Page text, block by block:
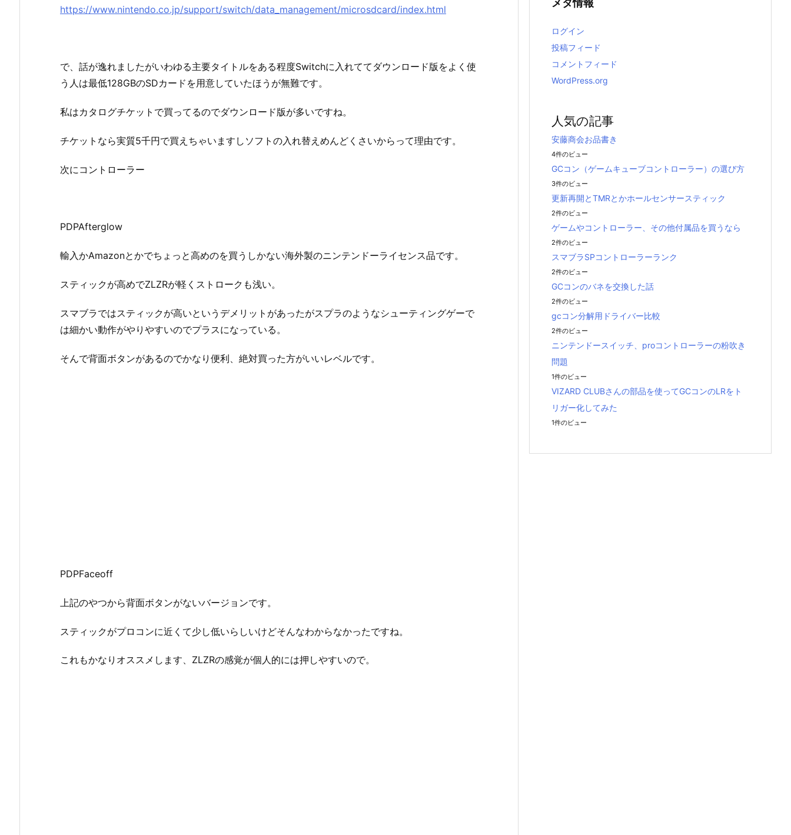
https://www.nintendo.co.jp/support/switch/data_management/microsdcard/index.html
で、話が逸れましたがいわゆる主要タイトルをある程度Switchに入れててダウンロード版をよく使
う人は最低128GBのSDカードを用意していたほうが無難です。
私はカタログチケットで買ってるのでダウンロード版が多いですね。
チケットなら実質5千円で買えちゃいますしソフトの入れ替えめんどくさいからって理由です。
次にコントローラー
PDPAfterglow
輸入かAmazonとかでちょっと高めのを買うしかない海外製のニンテンドーライセンス品です。
スティックが高めでZLZRが軽くストロークも浅い。
スマブラではスティックが高いというデメリットがあったがスプラのようなシューティングゲーで
は細かい動作がやりやすいのでプラスになっている。
そんで背面ボタンがあるのでかなり便利、絶対買った方がいいレベルです。
PDPFaceoff
上記のやつから背面ボタンがないバージョンです。
スティックがプロコンに近くて少し低いらしいけどそんなわからなかったですね。
これもかなりオススメします、ZLZRの感覚が個人的には押しやすいので。
メタ情報
ログイン
投稿フィード
コメントフィード
WordPress.org
人気の記事
安藤商会お品書き
4件のビュー
GCコン（ゲームキューブコントローラー）の選び方
3件のビュー
更新再開とTMRとかホールセンサースティック
2件のビュー
ゲームやコントローラー、その他付属品を買うなら
2件のビュー
スマブラSPコントローラーランク
2件のビュー
GCコンのバネを交換した話
2件のビュー
gcコン分解用ドライバー比較
2件のビュー
ニンテンドースイッチ、proコントローラーの粉吹き
問題
1件のビュー
VIZARD CLUBさんの部品を使ってGCコンのLRをト
リガー化してみた
1件のビュー